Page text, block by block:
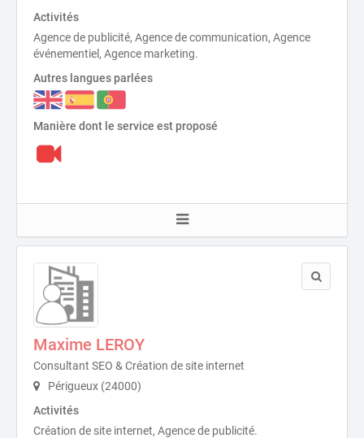
Activités
Agence de publicité, Agence de communication, Agence
événementiel, Agence marketing.
Autres langues parlées
Manière dont le service est proposé
Maxime LEROY
Consultant SEO & Création de site internet
Périgueux (24000)
Activités
Création de site internet, Agence de publicité.